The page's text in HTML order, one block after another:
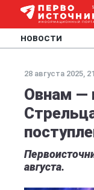
НОВОСТИ
28 августа 2025,
Овнам —
августа.